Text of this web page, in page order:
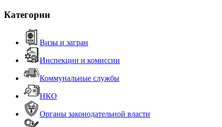
Категории
Визы и загран
Инспекции и комиссии
Коммунальные службы
НКО
Органы законодательной власти